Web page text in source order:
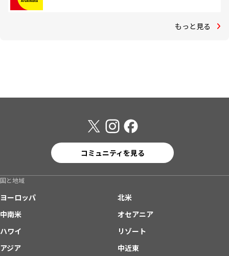
もっと見る
コミュニティを見る
国と地域
ヨーロッパ
北米
中南米
オセアニア
ハワイ
リゾート
アジア
中近東